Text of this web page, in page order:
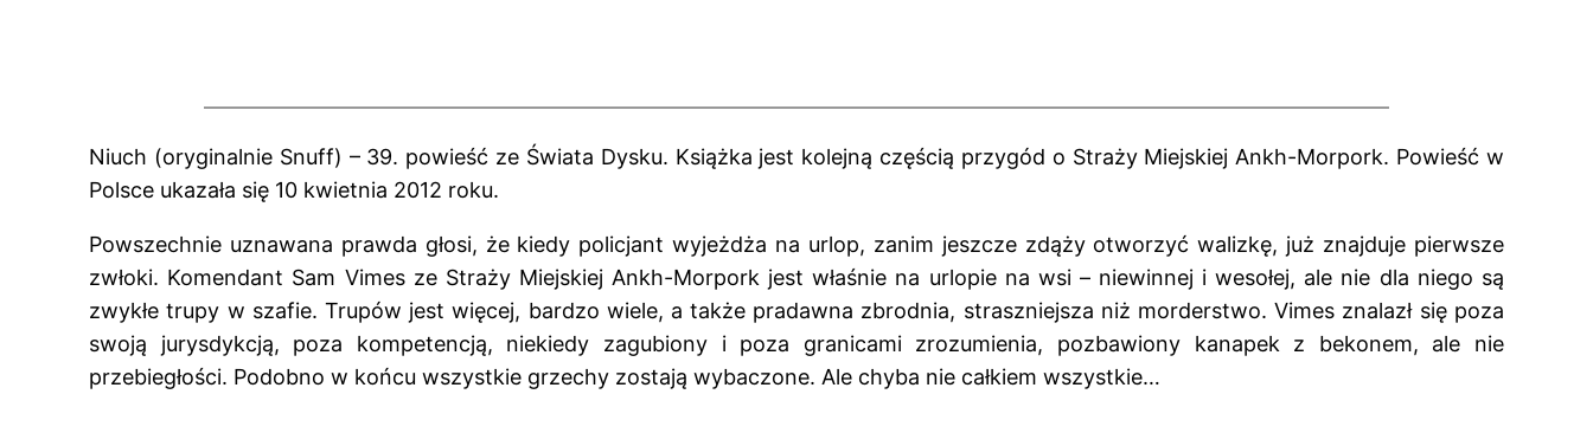
Niuch (oryginalnie Snuff) – 39. powieść ze Świata Dysku. Książka jest kolejną częścią przygód o Straży Miejskiej Ankh-Morpork. Powieść w
Polsce ukazała się 10 kwietnia 2012 roku.
Powszechnie uznawana prawda głosi, że kiedy policjant wyjeżdża na urlop, zanim jeszcze zdąży otworzyć walizkę, już znajduje pierwsze
zwłoki. Komendant Sam Vimes ze Straży Miejskiej Ankh-Morpork jest właśnie na urlopie na wsi – niewinnej i wesołej, ale nie dla niego są
zwykłe trupy w szafie. Trupów jest więcej, bardzo wiele, a także pradawna zbrodnia, straszniejsza niż morderstwo. Vimes znalazł się poza
swoją jurysdykcją, poza kompetencją, niekiedy zagubiony i poza granicami zrozumienia, pozbawiony kanapek z bekonem, ale nie
przebiegłości. Podobno w końcu wszystkie grzechy zostają wybaczone. Ale chyba nie całkiem wszystkie…